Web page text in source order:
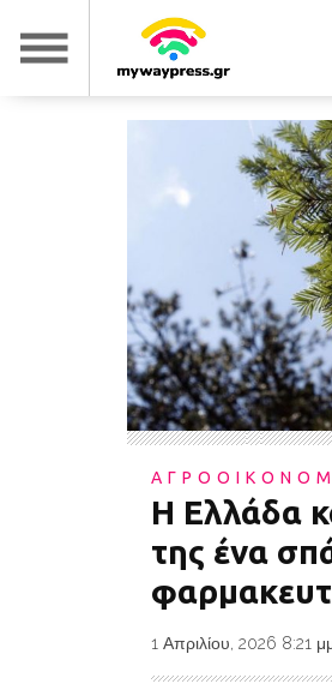
Η Ελλάδα
της ένα
1 Απριλίου, 2026 8:21